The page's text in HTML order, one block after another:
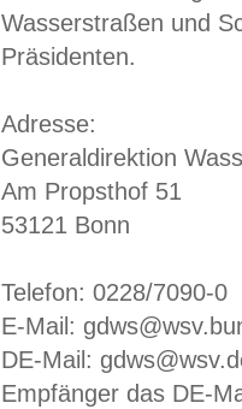
Wasserstraßen und
Präsidenten.
Adresse:
Generaldirektion
Am Propsthof 51
53121 Bonn
Telefon: 0228/7090-0
E-Mail:
DE-Mail:
Empfänger das DE-